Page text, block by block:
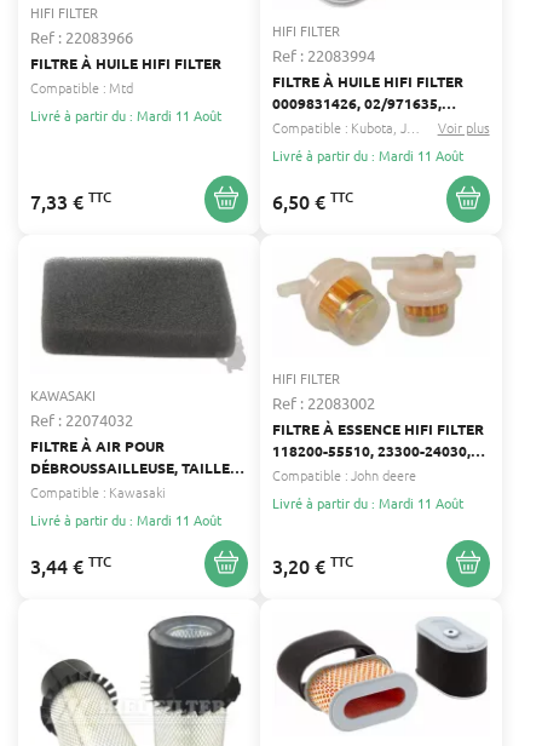
HIFI FILTER
Ref : 22083966
FILTRE À HUILE HIFI FILTER
Compatible : Mtd
Livré à partir du : Mardi 11 Août
7,33 € TTC
HIFI FILTER
Ref : 22083994
FILTRE À HUILE HIFI FILTER
0009831426, 02/971635,
0210117307
Compatible : Kubota John deere ...
Voir plus
Livré à partir du : Mardi 11 Août
6,50 € TTC
KAWASAKI
Ref : 22074032
FILTRE À AIR POUR
DÉBROUSSAILLEUSE, TAILLE-
HAIE, TONDEUSE,
TRONÇONNEUSE KAWASAKI
KAWASAKI
Compatible : Kawasaki
Livré à partir du : Mardi 11 Août
3,44 € TTC
HIFI FILTER
Ref : 22083002
FILTRE À ESSENCE HIFI FILTER
118200-55510, 23300-24030,
23300-36020
Compatible :John deere
Livré à partir du : Mardi 11 Août
3,20 € TTC